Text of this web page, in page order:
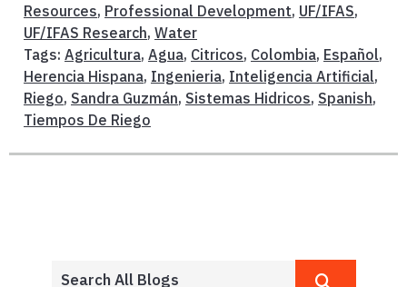
Resources, Professional Development, UF/IFAS,
UF/IFAS Research, Water
Tags: Agricultura, Agua, Citricos, Colombia, Español,
Herencia Hispana, Ingenieria, Inteligencia Artificial,
Riego, Sandra Guzmán, Sistemas Hidricos, Spanish,
Tiempos De Riego